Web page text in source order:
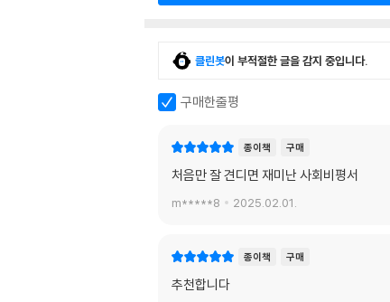
클린봇이 부적절한 글을 감지 중입니다.
구매한줄평
종이책 구매
처음만 잘 견디면 재미난 사회비평서
m*****8 2025.02.01.
종이책 구매
추천합니다